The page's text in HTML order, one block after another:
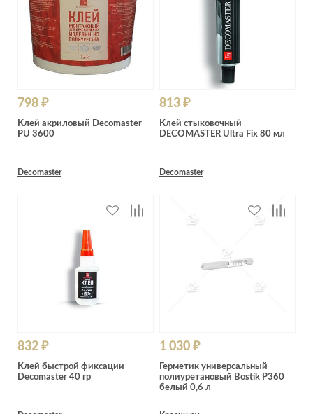
798 ₽
Клей акриловый Decomaster
PU 3600
Decomaster
813 ₽
Клей стыковочный
DECOMASTER Ultra Fix 80 мл
Decomaster
832 ₽
Клей быстрой фиксации
Decomaster 40 гр
1 030 ₽
Герметик универсальный
полиуретановый Bostik P360
белый 0,6 л